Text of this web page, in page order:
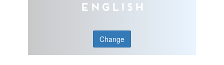
English
Change